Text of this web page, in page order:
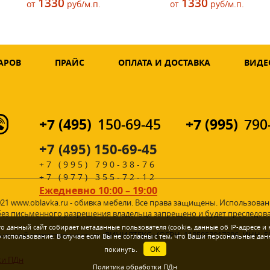
сайт собирает метаданные пользователя (cookie, данные об IP-адресе
В случае если Вы не согласны с тем, что Ваши персональные
покинуть.
ОК
Политика обработки ПДн
от руб/м.п. от руб/м.п.
ПРАЙС ОПЛАТА И ДОСТАВКА
+7 (495) 150-69-45 +7 (995)
+7 (495) 150-69-45
+7 (995) 790-38-76
+7 (977) 355-72-12
Ежедневно 10:00 – 19:00
www.oblavka.ru - обивка мебели. Все права защищены.
письменного разрешения владельца запрещено и будет
ответственностью «ВИНИЛТЕКС» (ОГРН: 1185053017896, ИНН:
ПДн